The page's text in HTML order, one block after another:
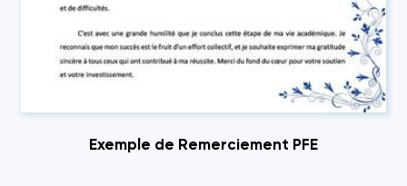
Exemple de Remerciement PFE